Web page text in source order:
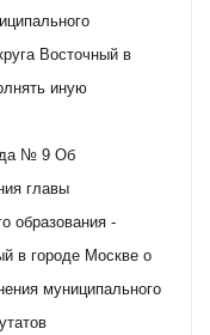
Восточный в
иную
№ 9 Об
главы
образования -
в городе Москве о
муниципального